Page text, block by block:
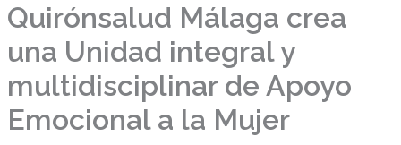
Quirónsalud Málaga crea
una Unidad integral y
multidisciplinar de Apoyo
Emocional a la Mujer